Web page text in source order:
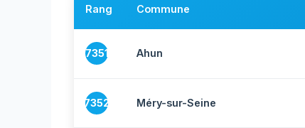
Rang Commune
7351 Ahun
7352 Méry-sur-Seine